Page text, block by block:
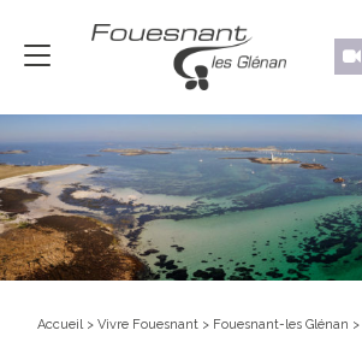
Accueil >Vivre Fouesnant > Fouesnant-les Glénan >